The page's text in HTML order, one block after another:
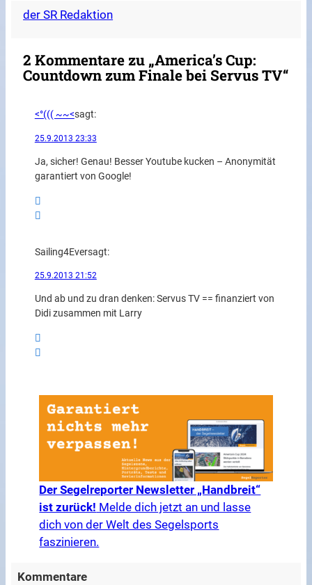
der SR Redaktion
2 Kommentare zu „America’s Cup:
Countdown zum Finale bei Servus TV“
<°((( ~~<sagt:
25.9.2013 23:33
Ja, sicher! Genau! Besser Youtube kucken – Anonymität
garantiert von Google!
Sailing4Eversagt:
25.9.2013 21:52
Und ab und zu dran denken: Servus TV == finanziert von
Didi zusammen mit Larry
Der Segelreporter Newsletter „Handbreit“
ist zurück! Melde dich jetzt an und lasse
dich von der Welt des Segelsports
faszinieren.
Kommentare